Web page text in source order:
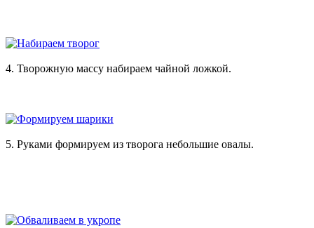
4. Творожную массу набираем чайной ложкой.
5. Руками формируем из творога небольшие овалы.